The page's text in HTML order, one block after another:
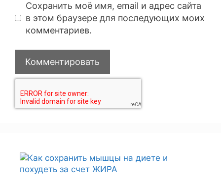
Сохранить моё имя, email и адрес сайта
в этом браузере для последующих моих
комментариев.